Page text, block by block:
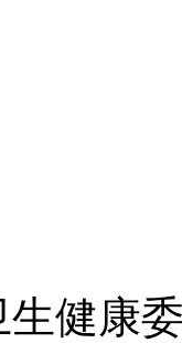
生健康